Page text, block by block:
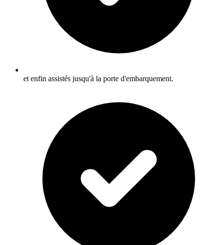
et enfin assistés jusqu'à la porte d'embarquement.